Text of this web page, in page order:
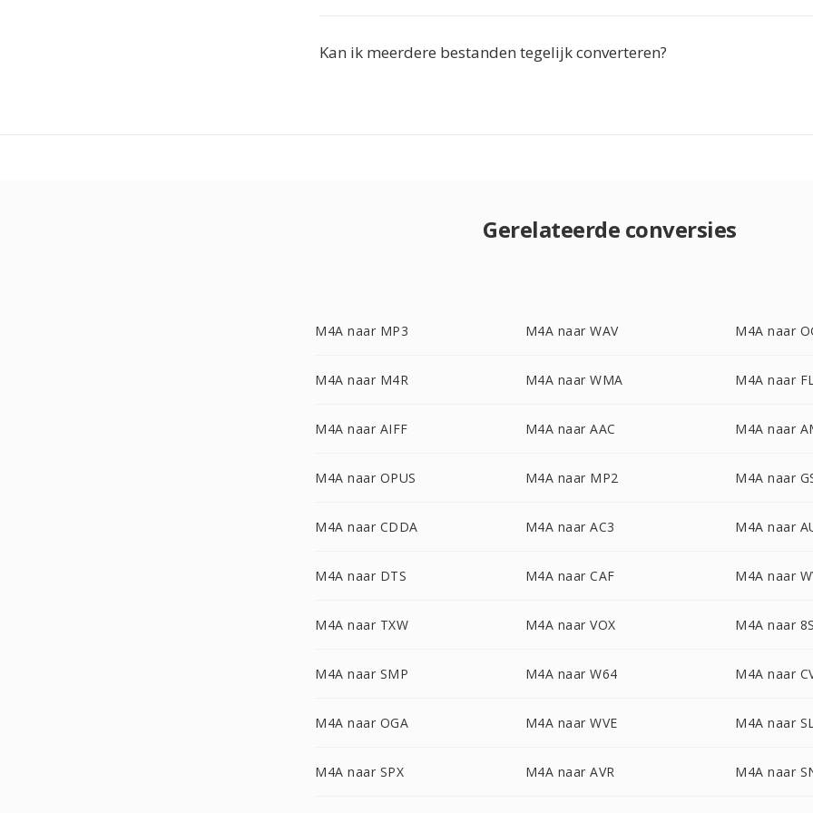
Kan ik meerdere bestanden tegelijk converteren?
Gerelateerde conversies
M4A naar MP3 M4A naar WAV M4A naar
M4A naar M4R M4A naar WMA M4A naar
M4A naar AIFF M4A naar AAC M4A naar
M4A naar OPUS M4A naar MP2 M4A naar
M4A naar CDDA M4A naar AC3 M4A naar
M4A naar DTS M4A naar CAF M4A naar
M4A naar TXW M4A naar VOX M4A naar
M4A naar SMP M4A naar W64 M4A naar
M4A naar OGA M4A naar WVE M4A naar
M4A naar SPX M4A naar AVR M4A naar